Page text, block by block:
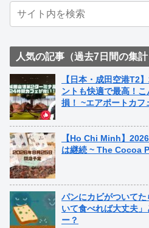
人気の記事（過去7日間の集計
【日本・成田空港T2
ントも快適で最高！
損！ ~エアポートカフ
【Ho Chi Minh】
は継続 ~ The Cocoa
パンにカビがついて
いて食べれば大丈夫
ー？